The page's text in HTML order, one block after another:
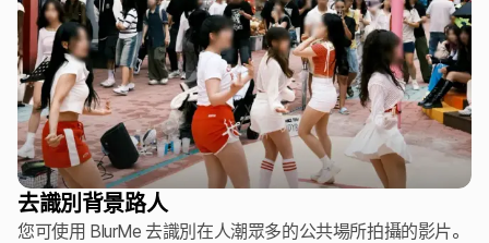
去識別背景路人
您可使用 BlurMe 去識別在人潮眾多的公共場所拍攝的影片。